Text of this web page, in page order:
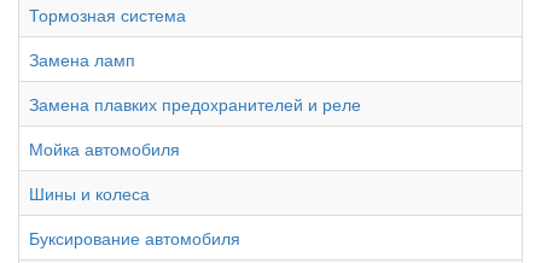
Тормозная система
Замена ламп
Замена плавких предохранителей и реле
Мойка автомобиля
Шины и колеса
Буксирование автомобиля